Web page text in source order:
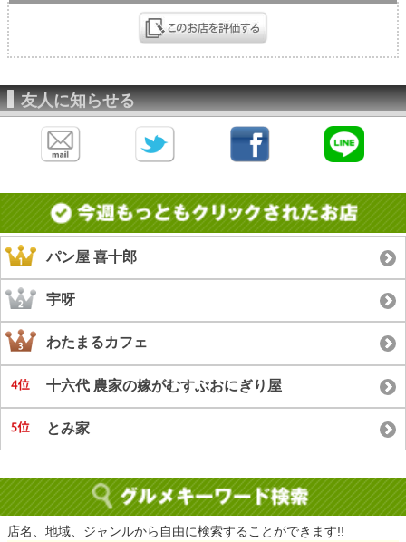
友人に知らせる
パン屋 喜十郎
宇呀
わたまるカフェ
十六代 農家の嫁がむすぶおにぎり屋
とみ家
店名、地域、ジャンルから自由に検索することができます!!